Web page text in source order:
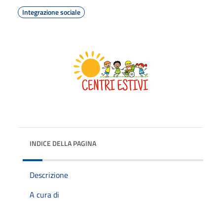
Integrazione sociale
INDICE DELLA PAGINA
Descrizione
A cura di